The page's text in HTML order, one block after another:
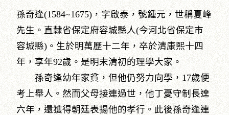
孫奇逢(1584~1675)，字啟泰，號鍾元，世稱夏峰
先生。直隸省保定府容城縣人(今河北省保定市
容城縣)。生於明萬歷十二年，卒於清康熙十四
年，享年92歲。是明末清初的理學大家。
孫奇逢幼年家貧，但他仍努力向學，17歲便
考上舉人。然而父母接連過世，他丁憂守制長達
六年，還獲得朝廷表揚他的孝行。此後孫奇逢連